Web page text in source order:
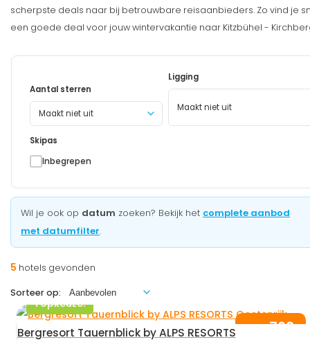
scherpste deals naar bij betrouwbare reisaanbieders. Zo vind je
een goede deal voor jouw wintervakantie naar Kitzbühel -
Aantal sterren
Ligging
Maakt niet uit
Skipas
Inbegrepen
Wil je ook op datum zoeken? Bekijk het complete aanbod
met datumfilter.
5 hotels gevonden
Sorteer op:
762
Topkeuze!
Bergresort Tauernblick by ALPS RESORTS